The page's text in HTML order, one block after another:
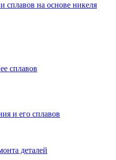
сплавов на основе никеля
сплавов
и его сплавов
деталей